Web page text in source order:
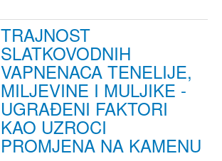
TRAJNOST
SLATKOVODNIH
VAPNENACA TENELIJE,
MILJEVINE I MULJIKE -
UGRAĐENI FAKTORI
KAO UZROCI
PROMJENA NA KAMENU